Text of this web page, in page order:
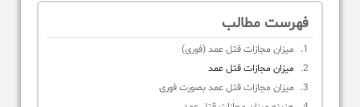
فهرست مطالب
میزان مجازات قتل عمد (فوری)
میزان مجازات قتل عمد
میزان مجازات قتل عمد بصورت فوری